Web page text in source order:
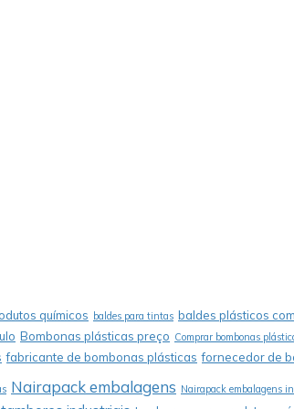
químicos baldes para tintas baldes plásticos
Bombonas plásticas preço Comprar bombonas
fabricante de bombonas plásticas fornecedor de
Nairapack embalagens Nairapack embalagens